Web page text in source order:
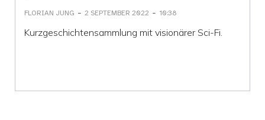
FLORIAN JUNG - 2 SEPTEMBER 2022 - 10:38
Kurzgeschichtensammlung mit visionärer Sci-Fi.